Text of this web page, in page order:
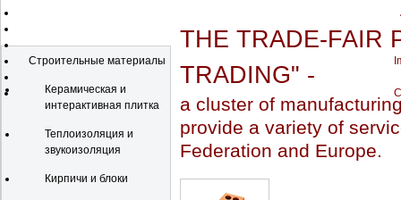
Строительные материалы
Керамическая и
интерактивная плитка
Теплоизоляция и
звукоизоляция
Кирпичи и блоки
THE TRADE-FAIR
TRADING" -
a cluster of
provide a variety of
Federation and Europe.